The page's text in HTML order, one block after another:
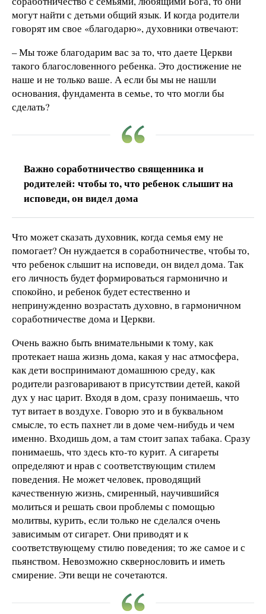
могут найти с детьми общий язык. И когда родители
говорят им свое «благодарю», духовники отвечают:
– Мы тоже благодарим вас за то, что даете Церкви
такого благословенного ребенка. Это достижение не
наше и не только ваше. А если бы мы не нашли
основания, фундамента в семье, то что могли бы
сделать?
Важно соработничество священника и
родителей: чтобы то, что ребенок слышит на
исповеди, он видел дома
Что может сказать духовник, когда семья ему не
помогает? Он нуждается в соработничестве, чтобы то,
что ребенок слышит на исповеди, он видел дома. Так
его личность будет формироваться гармонично и
спокойно, и ребенок будет естественно и
непринужденно возрастать духовно, в гармоничном
соработничестве дома и Церкви.
Очень важно быть внимательными к тому, как
протекает наша жизнь дома, какая у нас атмосфера,
как дети воспринимают домашнюю среду, как
родители разговаривают в присутствии детей, какой
дух у нас царит. Входя в дом, сразу понимаешь, что
тут витает в воздухе. Говорю это и в буквальном
смысле, то есть пахнет ли в доме чем-нибудь и чем
именно. Входишь дом, а там стоит запах табака. Сразу
понимаешь, что здесь кто-то курит. А сигареты
определяют и нрав с соответствующим стилем
поведения. Не может человек, проводящий
качественную жизнь, смиренный, научившийся
молиться и решать свои проблемы с помощью
молитвы, курить, если только не сделался очень
зависимым от сигарет. Они приводят и к
соответствующему стилю поведения; то же самое и с
пьянством. Невозможно сквернословить и иметь
смирение. Эти вещи не сочетаются.